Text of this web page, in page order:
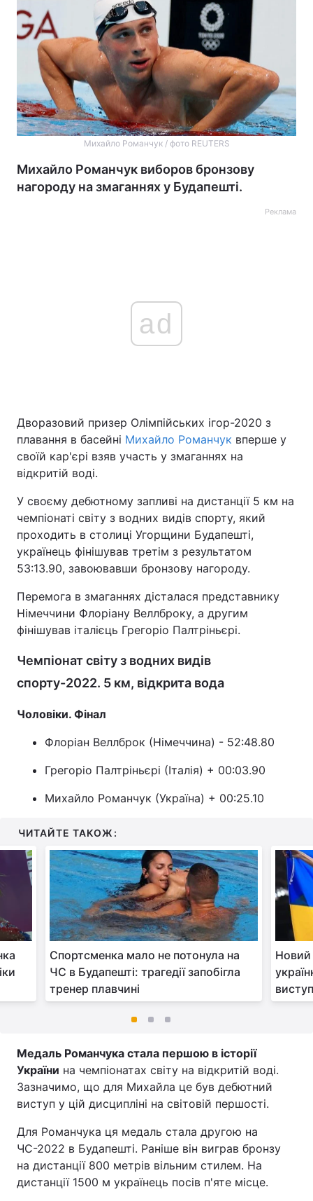
Михайло Романчук / фото REUTERS
Михайло Романчук виборов бронзову
нагороду на змаганнях у Будапешті.
Реклама
ad
Дворазовий призер Олімпійських ігор-2020 з
плавання в басейні Михайло Романчук вперше у
своїй кар'єрі взяв участь у змаганнях на
відкритій воді.
У своєму дебютному запливі на дистанції 5 км на
чемпіонаті світу з водних видів спорту, який
проходить в столиці Угорщини Будапешті,
українець фінішував третім з результатом
53:13.90, завоювавши бронзову нагороду.
Перемога в змаганнях дісталася представнику
Німеччини Флоріану Веллброку, а другим
фінішував італієць Грегоріо Палтріньєрі.
Чемпіонат світу з водних видів
спорту-2022. 5 км, відкрита вода
Чоловіки. Фінал
Флоріан Веллброк (Німеччина) - 52:48.80
Грегоріо Палтріньєрі (Італія) + 00:03.90
Михайло Романчук (Україна) + 00:25.10
ЧИТАЙТЕ ТАКОЖ:
Спортсменка мало не потонула на
ЧС в Будапешті: трагедії запобігла
тренер плавчині
Новий
Медаль Романчука стала першою в історії
України на чемпіонатах світу на відкритій воді.
Зазначимо, що для Михайла це був дебютний
виступ у цій дисципліні на світовій першості.
Для Романчука ця медаль стала другою на
ЧС-2022 в Будапешті. Раніше він виграв бронзу
на дистанції 800 метрів вільним стилем. На
дистанції 1500 м українець посів п'яте місце.